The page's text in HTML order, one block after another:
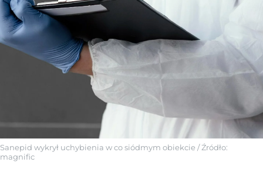
Sanepid wykrył uchybienia w co siódmym obiekcie / Źródło:
magnific